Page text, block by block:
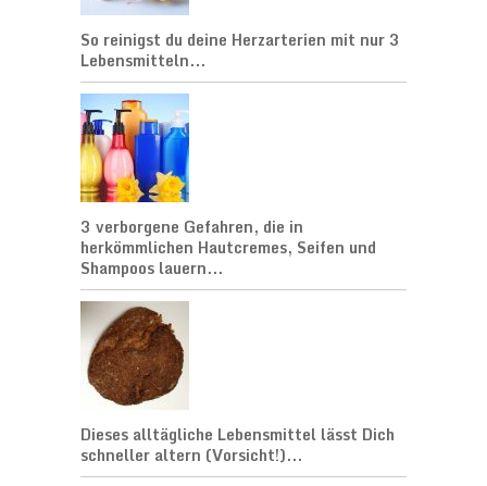
So reinigst du deine Herzarterien mit nur 3
Lebensmitteln...
3 verborgene Gefahren, die in
herkömmlichen Hautcremes, Seifen und
Shampoos lauern...
Dieses alltägliche Lebensmittel lässt Dich
schneller altern (Vorsicht!)...